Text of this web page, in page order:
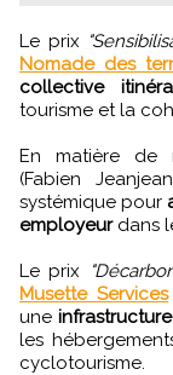
Le prix
Nomade des
collective
tourisme et la
En matière de
(Fabien
systémique pour
employeurdans
Le prix
Musette Services
une
les
cyclotourisme.